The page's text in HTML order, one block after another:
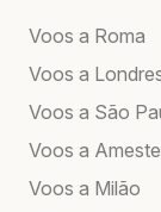
Voos a Roma
Voos a
Voos a São
Voos a
Voos a Milão